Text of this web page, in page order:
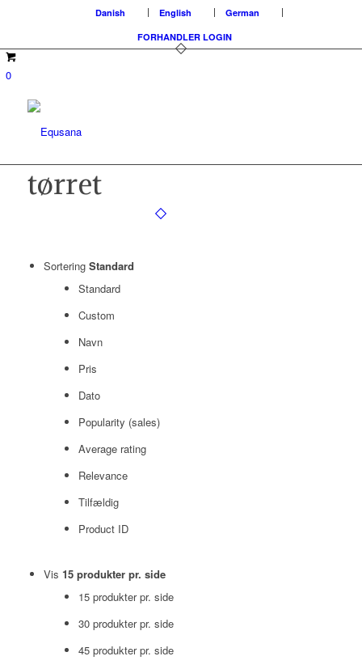
Danish English
German
FORHANDLER LOGIN
0
tørret
Sortering Standard
Standard
Custom
Navn
Pris
Dato
Popularity (sales)
Average rating
Relevance
Tilfældig
Product ID
Vis 15 produkter pr. side
15 produkter pr. side
30 produkter pr. side
45 produkter pr. side